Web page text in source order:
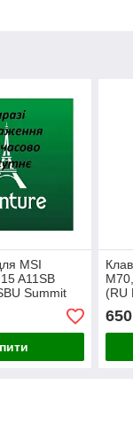
MSI
A11SB
Summit
A11MU MS-
A10RB-033
(RU
650